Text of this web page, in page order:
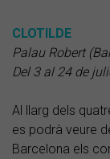
CLOTILDE
Palau Robert
Del 3 al 24 de
Al llarg dels
es podrà veure
Barcelona els